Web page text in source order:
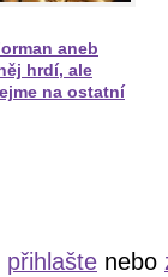
aneb
hrdí, ale
na ostatní
přihlašte nebo